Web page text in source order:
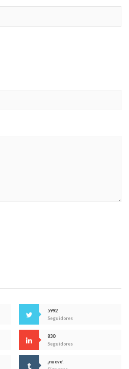
5992
Seguidores
830
Seguidores
¡nuevo!